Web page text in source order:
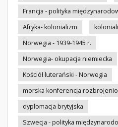
Francja - polityka
Afryka- kolonializm
Norwegia - 1939-1945 r.
Norwegia- okupacja niemiecka
Kościół luterański - Norwegia
morska konferencja
dyplomacja brytyjska
Szwecja - polityka